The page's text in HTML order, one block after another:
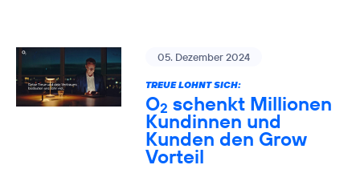
05. Dezember 2024
TREUE LOHNT SICH:
O2 schenkt Millionen
Kundinnen und
Kunden den Grow
Vorteil